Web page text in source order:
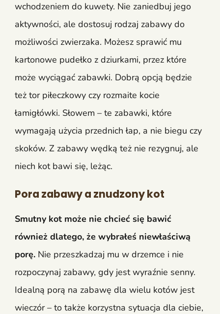
wchodzeniem do kuwety. Nie zaniedbuj jego
aktywności, ale dostosuj rodzaj zabawy do
możliwości zwierzaka. Możesz sprawić mu
kartonowe pudełko z dziurkami, przez które
może wyciągać zabawki. Dobrą opcją będzie
też tor piłeczkowy czy rozmaite kocie
łamigłówki. Słowem – te zabawki, które
wymagają użycia przednich łap, a nie biegu czy
skoków. Z zabawy wędką też nie rezygnuj, ale
niech kot bawi się, leżąc.
Pora zabawy a znudzony kot
Smutny kot może nie chcieć się bawić
również dlatego, że wybrałeś niewłaściwą
porę. Nie przeszkadzaj mu w drzemce i nie
rozpoczynaj zabawy, gdy jest wyraźnie senny.
Idealną porą na zabawę dla wielu kotów jest
wieczór – to także korzystna sytuacja dla ciebie,